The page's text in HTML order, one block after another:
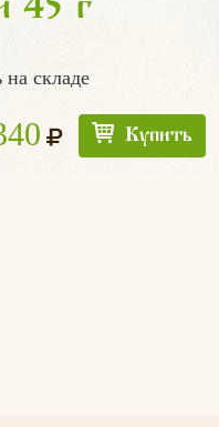
45 г
на складе
Купить